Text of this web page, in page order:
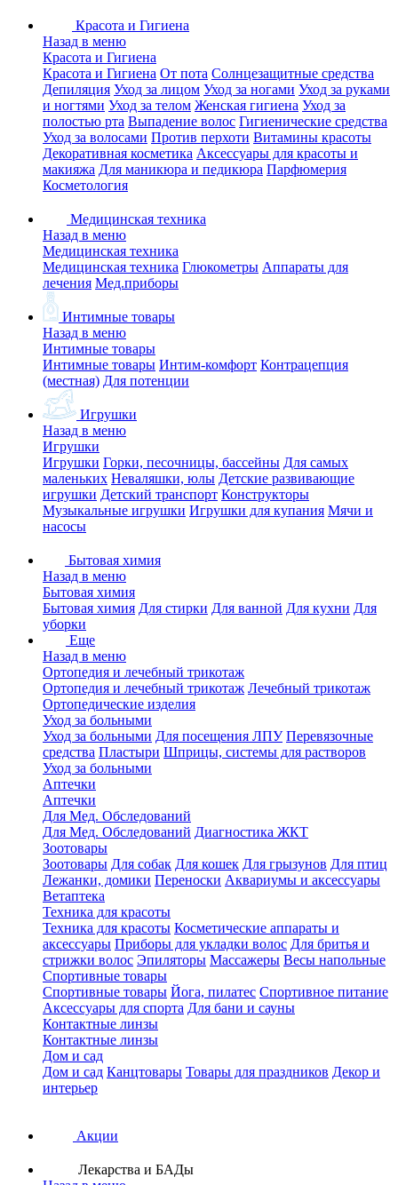
Красота и Гигиена
Назад в меню
Красота и Гигиена
Красота и Гигиена От пота Солнцезащитные средства
Депиляция Уход за лицом Уход за ногами Уход за руками
и ногтями Уход за телом Женская гигиена Уход за
полостью рта Выпадение волос Гигиенические средства
Уход за волосами Против перхоти Витамины красоты
Декоративная косметика Аксессуары для красоты и
макияжа Для маникюра и педикюра Парфюмерия
Косметология
Медицинская техника
Назад в меню
Медицинская техника
Медицинская техника Глюкометры Аппараты для
лечения Мед.приборы
Интимные товары
Назад в меню
Интимные товары
Интимные товары Интим-комфорт Контрацепция
(местная) Для потенции
Игрушки
Назад в меню
Игрушки
Игрушки Горки, песочницы, бассейны Для самых
маленьких Неваляшки, юлы Детские развивающие
игрушки Детский транспорт Конструкторы
Музыкальные игрушки Игрушки для купания Мячи и
насосы
Бытовая химия
Назад в меню
Бытовая химия
Бытовая химия Для стирки Для ванной Для кухни Для
уборки
Еще
Назад в меню
Ортопедия и лечебный трикотаж
Ортопедия и лечебный трикотаж Лечебный трикотаж
Ортопедические изделия
Уход за больными
Уход за больными Для посещения ЛПУ Перевязочные
средства Пластыри Шприцы, системы для растворов
Уход за больными
Аптечки
Аптечки
Для Мед. Обследований
Для Мед. Обследований Диагностика ЖКТ
Зоотовары
Зоотовары Для собак Для кошек Для грызунов Для птиц
Лежанки, домики Переноски Аквариумы и аксессуары
Ветаптека
Техника для красоты
Техника для красоты Косметические аппараты и
аксессуары Приборы для укладки волос Для бритья и
стрижки волос Эпиляторы Массажеры Весы напольные
Спортивные товары
Спортивные товары Йога, пилатес Спортивное питание
Аксессуары для спорта Для бани и сауны
Контактные линзы
Контактные линзы
Дом и сад
Дом и сад Канцтовары Товары для праздников Декор и
интерьер
Акции
Лекарства и БАДы